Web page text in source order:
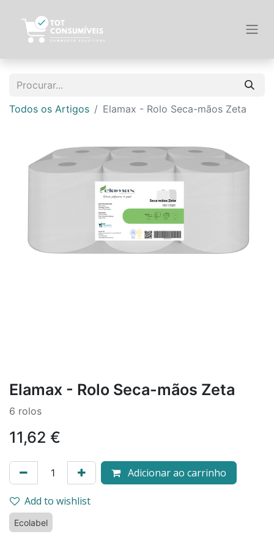
Todos os Artigos Elamax - Rolo Seca-mãos Zeta
Elamax - Rolo Seca-mãos Zeta
6 rolos
11,62 €
Adicionar ao carrinho
Add to wishlist
Ecolabel